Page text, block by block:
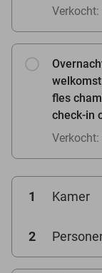
Verkocht:
fles
check-in
Verkocht:
1 Kamer
2